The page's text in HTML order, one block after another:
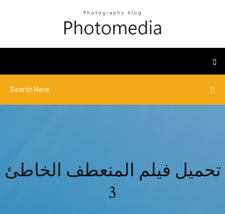
تحميل فيلم المنعطف الخاطئ
3